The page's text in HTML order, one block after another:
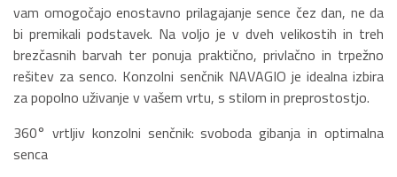
vam omogočajo enostavno prilagajanje sence čez dan, ne da
bi premikali podstavek. Na voljo je v dveh velikostih in treh
brezčasnih barvah ter ponuja praktično, privlačno in trpežno
rešitev za senco. Konzolni senčnik NAVAGIO je idealna izbira
za popolno uživanje v vašem vrtu, s stilom in preprostostjo.
360° vrtljiv konzolni senčnik: svoboda gibanja in optimalna
senca